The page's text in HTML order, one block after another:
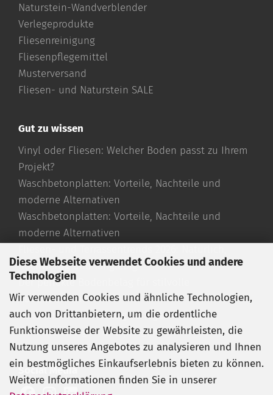
Diese Webseite verwendet Cookies und andere
Technologien
Wir verwenden Cookies und ähnliche Technologien,
auch von Drittanbietern, um die ordentliche
Funktionsweise der Website zu gewährleisten, die
Nutzung unseres Angebotes zu analysieren und Ihnen
ein bestmögliches Einkaufserlebnis bieten zu können.
Weitere Informationen finden Sie in unserer
Naturstein-Wandverblender
Verlegeprodukte
Fliesenreinigung
Fliesenpflegemittel
Musterversand
Fliesen- und Naturstein SALE
Gut zu wissen
Vinyl oder Fliesen: Welcher Boden passt zu Ihrem
Projekt?
Waschbetonplatten: Vorteile, Nachteile und
moderne Alternativen
Waschbetonplatten: Vorteile, Nachteile und
moderne Alternativen
hochwertig und langlebig
Der perfekte Bodenbelag für stilvolle
Außenbereiche
Travertin Fliesen richtig verlegen
Travertin reinigen und pflegen
Travertin römischer Verband
Social Media